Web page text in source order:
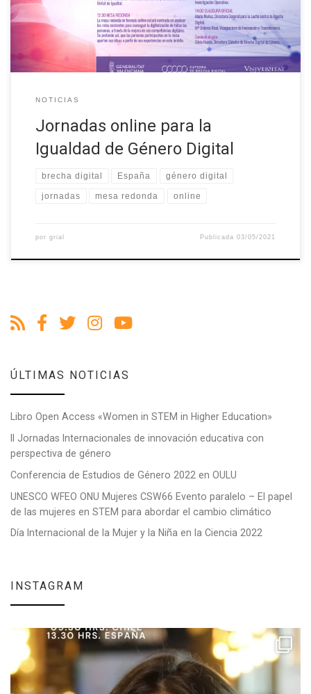
información en II Jornadas pera la Igualdad de Género Digital
(uv.es). La sesión […]
NOTICIAS
Jornadas online para la
Igualdad de Género Digital
brecha digital España género digital
jornadas mesa redonda online
por grial Publicada03/05/2021
ÚLTIMAS NOTICIAS
Libro Open Access «Women in STEM in Higher Education»
II Jornadas Internacionales de innovación educativa con
perspectiva de género
Conferencia de Estudios de Género 2022 en OULU
UNESCO WFEO ONU Mujeres CSW66 Evento paralelo – El papel
de las mujeres en STEM para abordar el cambio climático
Día Internacional de la Mujer y la Niña en la Ciencia 2022
INSTAGRAM